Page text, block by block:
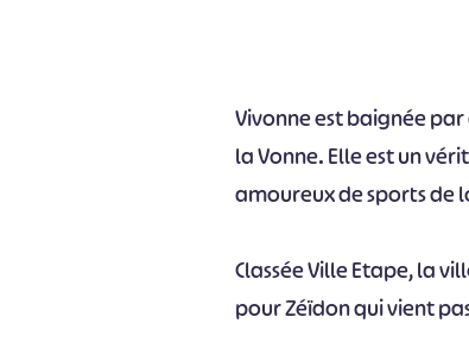
Vivonne est baignée par
la Vonne. Elle est un
amoureux de sports de
Classée Ville Etape, la
pour Zéïdon qui vient